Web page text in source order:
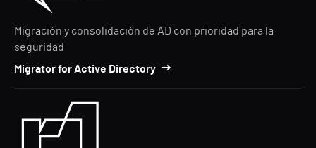
Migración y consolidación de AD con prioridad para la
seguridad
Migrator for Active Directory